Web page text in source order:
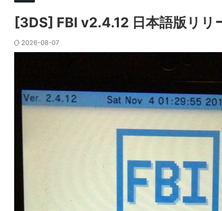
[3DS] FBI v2.4.12 日本語版リリ
2026-08-07